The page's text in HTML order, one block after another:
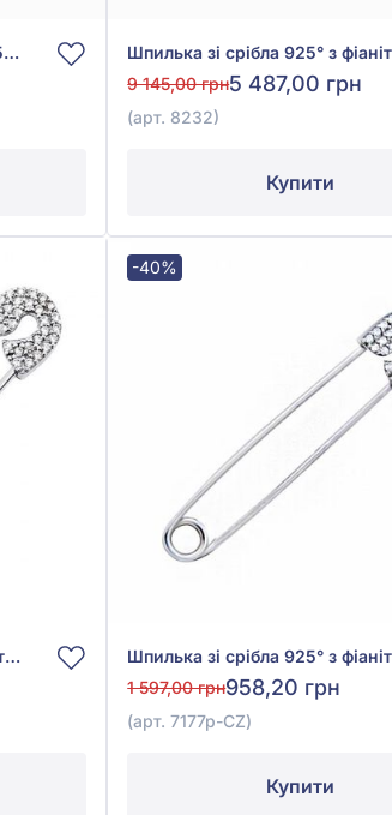
Шпилька "Серце" зі срібла 925°, арт. 590045
9 145,00 грн5 487,00 грн
(арт. 8232)
Купити
Шпилька зі срібла 925° з фіанітом/куб.цирконієм, арт. 7178р-CZ
-40%
1 597,00 грн958,20 грн
(арт. 7177р-CZ)
Купити